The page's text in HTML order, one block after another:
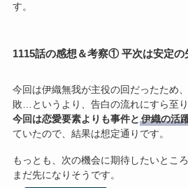
す。
1115話の感想＆考察① 平次は安定の
今回は伊織無我が主役の回だったため
敗…というより、告白の流れにすら至
今回は恋愛要素よりも事件と 伊織の活
ていたので、結果は想定通りです。
もっとも、次の機会に期待したいとこ
まだ先になりそうです。